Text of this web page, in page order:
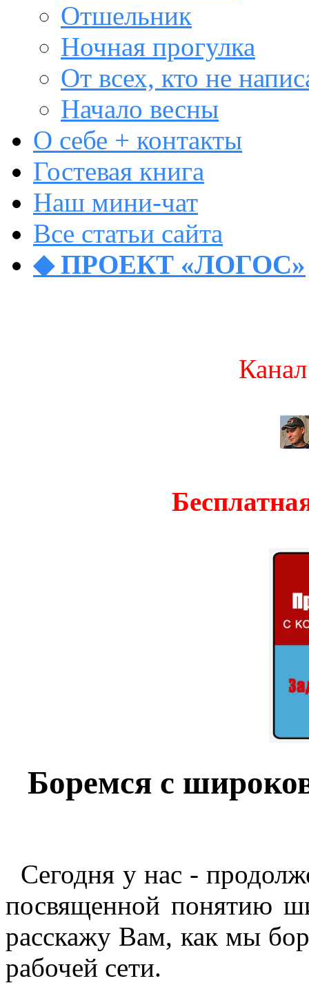
Отшельник
Ночная прогулка
От всех, кто не
Начало весны
О себе + контакты
Гостевая книга
Наш мини-чат
Все статьи сайта
◆ ПРОЕКТ «ЛОГОС»
Боремся с
Сегодня у нас -
посвященной понятию
расскажу Вам, как мы
рабочей сети.